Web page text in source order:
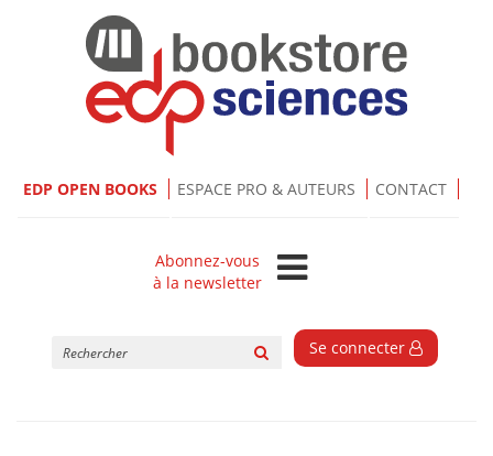
EDP OPEN BOOKS ESPACE PRO & AUTEURS CONTACT
Abonnez-vous
à la newsletter
Se connecter